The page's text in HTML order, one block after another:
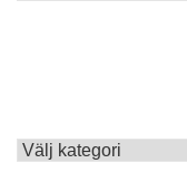
Skrivet